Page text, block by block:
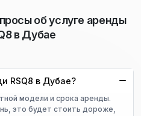
об услуге аренды
в Дубае
RSQ8 в Дубае?
модели и срока аренды.
это будет стоить дороже,